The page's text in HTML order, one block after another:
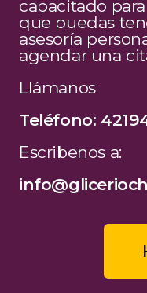
capacitado
que puedas
asesoría
agendar una
Llámanos
Teléfono:
Escribenos a: